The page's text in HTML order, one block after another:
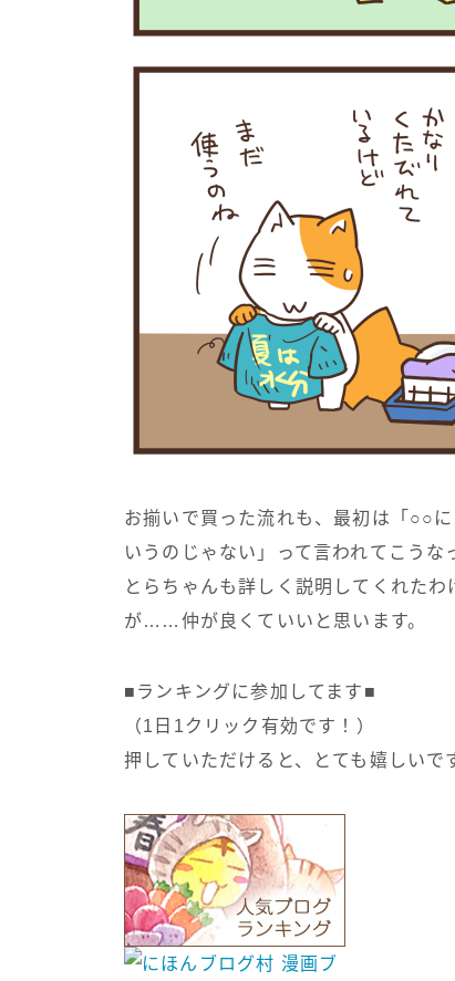
お揃いで買った流れも、最初は「○○
いうのじゃない」って言われてこうな
とらちゃんも詳しく説明してくれた
が……仲が良くていいと思います。
■ランキングに参加してます■
（1日1クリック有効です！）
押していただけると、とても嬉しいで